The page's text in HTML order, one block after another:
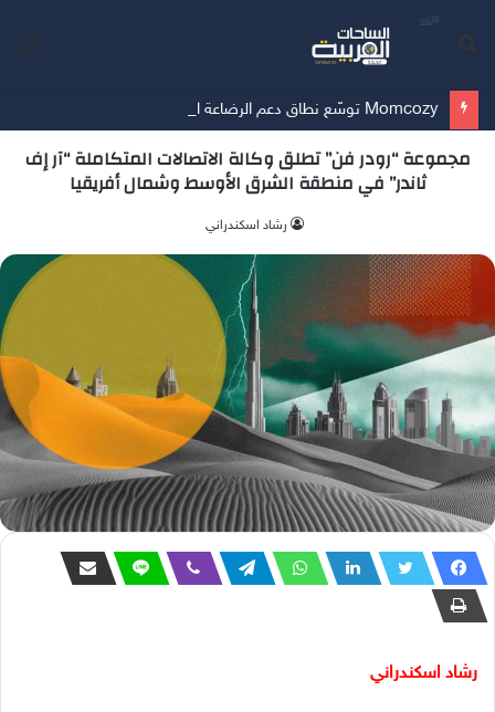
مجموعة “رودر فن” تطلق وكالة الاتصالات المتكاملة “آر إف
ثاندر” في منطقة الشرق الأوسط وشمال أفريقيا
‫رشاد اسكندراني
رشاد اسكندراني